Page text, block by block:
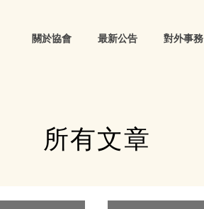
關於協會 最新公告 對外事務
所有文章